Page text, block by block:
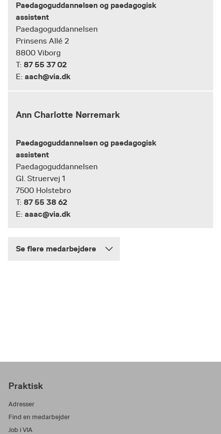
Paedagoguddannelsen og paedagogisk
assistent
Paedagoguddannelsen
Prinsens Allé 2
8800 Viborg
T: 87 55 37 02
E: aach@via.dk
Ann Charlotte Nørremark
Paedagoguddannelsen og paedagogisk
assistent
Paedagoguddannelsen
Gl. Struervej 1
7500 Holstebro
T: 87 55 38 62
E: aaac@via.dk
Se flere medarbejdere
Praktisk
Adresser
Find en medarbejder
Job i VIA